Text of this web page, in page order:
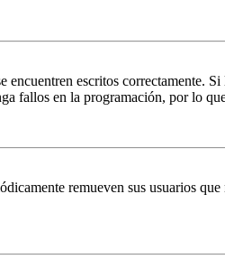
encuentren escritos correctamente.
fallos en la programación, por lo
remueven sus usuarios